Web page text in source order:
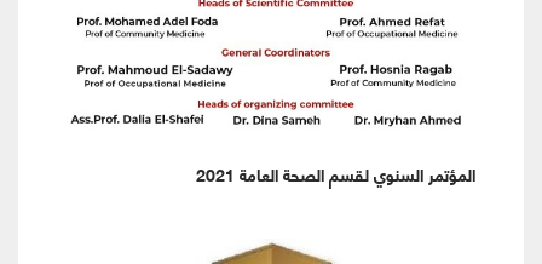
المؤتمر السنوي لقسم الصحة العامة 2021